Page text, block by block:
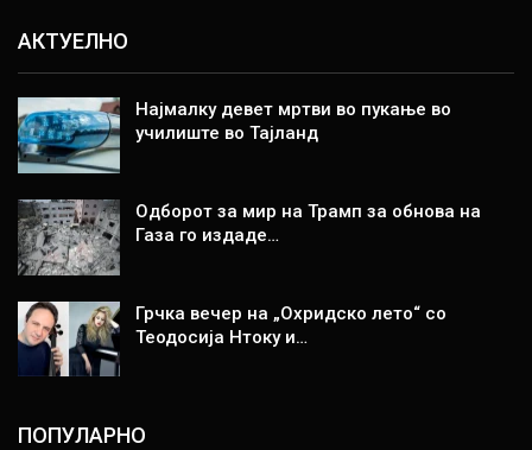
АКТУЕЛНО
Најмалку девет мртви во пукање во
училиште во Тајланд
Одборот за мир на Трамп за обнова на
Газа го издаде…
Грчка вечер на „Охридско лето“ со
Теодосија Нтоку и…
ПОПУЛАРНО